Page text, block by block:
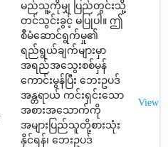
မည်သူ့ကိုမျှ ပြည်တွင်းသို့
တင်သွင်းခွင့် မပြုပါ။ ဤ
စီမံဆောင်ရွက်မှု၏
ရည်ရွယ်ချက်များမှာ
အရည်အသွေးစစ်မှန်
ကောင်းမွန်ပြီး ဘေးဥပဒ်
အန္တရာယ် ကင်းရှင်းသော
အစားအသောက်ကို
အများပြည်သူတို့စားသုံး
နိုင်ရန်၊ ဘေးဥပဒ်
View